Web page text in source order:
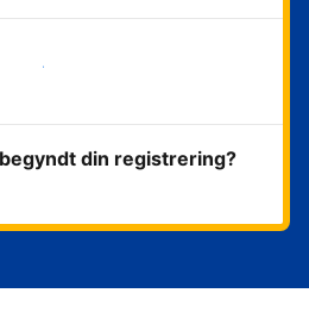
det samme
din registrering?